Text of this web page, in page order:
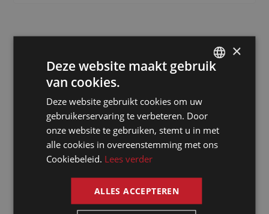
Doe beroep op
een erkende
notulist in
Bakoe
Presence is al meer
FRENCH
×
Deze website maakt gebruik
van cookies.
Deze website gebruikt cookies om uw
gebruikerservaring te verbeteren. Door
onze website te gebruiken, stemt u in met
alle cookies in overeenstemming met ons
Cookiebeleid. Lees verder
ALLES ACCEPTEREN